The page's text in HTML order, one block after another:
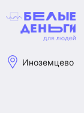
Иноземцево